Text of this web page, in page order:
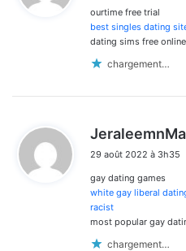
:
ourtime free trial
best singles dating
dating sims free
chargement…
JeraleemnMa
29 août 2022 à 3h35
gay dating games
white gay liberal
racist
most popular gay
chargement…